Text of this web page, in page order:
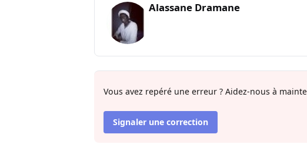
Alassane Dramane
Vous avez repéré une erreur ? Aidez-nous à
Signaler une correction